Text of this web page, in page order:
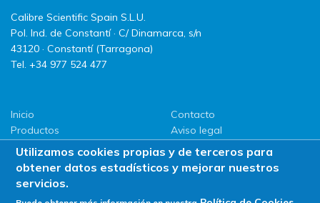
Calibre Scientific Spain S.L.U.
Pol. Ind. de Constantí · C/ Dinamarca, s/n
43120 · Constantí (Tarragona)
Tel. +34 977 524 477
Inicio
Productos
LLG
Promociones
ServiSAT
Contacto
Aviso legal
Política de privacidad
Política de Cookies
Utilizamos cookies propias y de terceros para
obtener datos estadísticos y mejorar nuestros
servicios.